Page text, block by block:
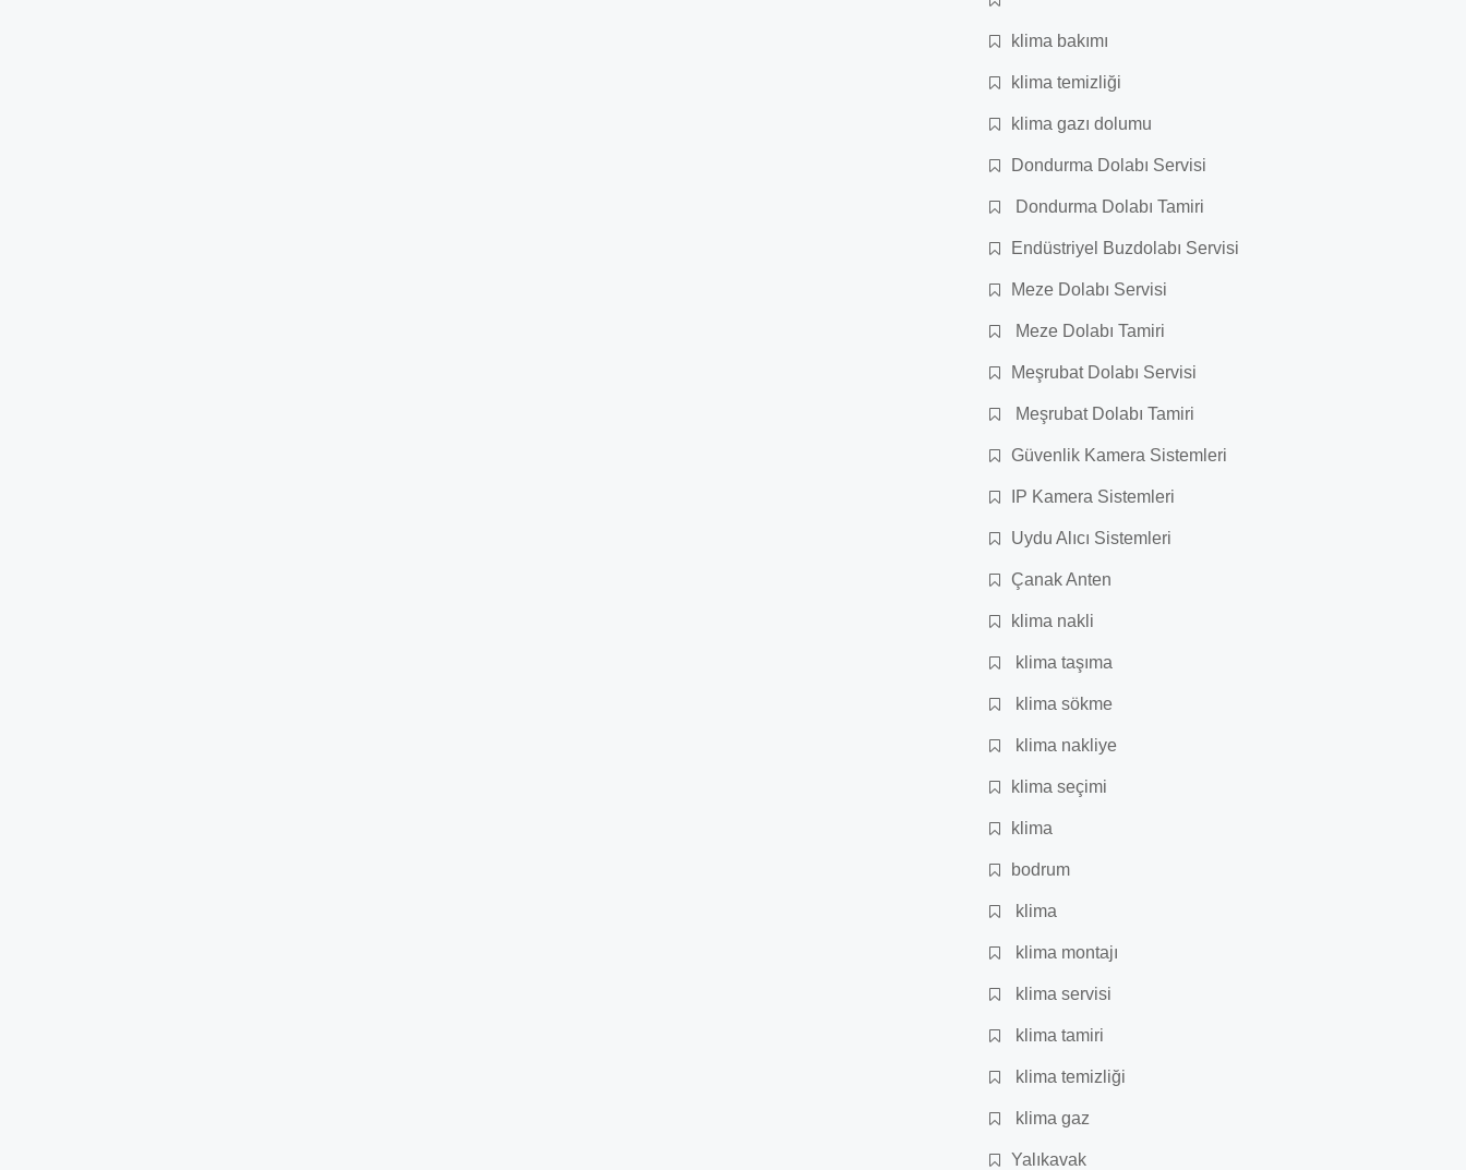
klima bakımı
klima temizliği
klima gazı dolumu
Dondurma Dolabı Servisi
Dondurma Dolabı Tamiri
Endüstriyel Buzdolabı Servisi
Meze Dolabı Servisi
Meze Dolabı Tamiri
Meşrubat Dolabı Servisi
Meşrubat Dolabı Tamiri
Güvenlik Kamera Sistemleri
IP Kamera Sistemleri
Uydu Alıcı Sistemleri
Çanak Anten
klima nakli
klima taşıma
klima sökme
klima nakliye
klima seçimi
klima
bodrum
klima
klima montajı
klima servisi
klima tamiri
klima temizliği
klima gaz
Yalıkavak